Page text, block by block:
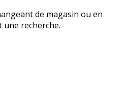
de magasin ou en
recherche.